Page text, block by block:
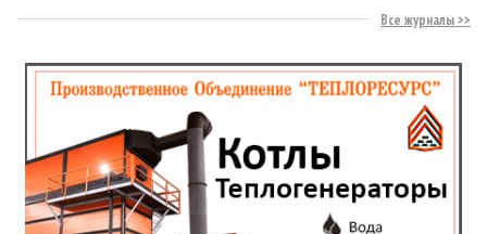
Все журналы